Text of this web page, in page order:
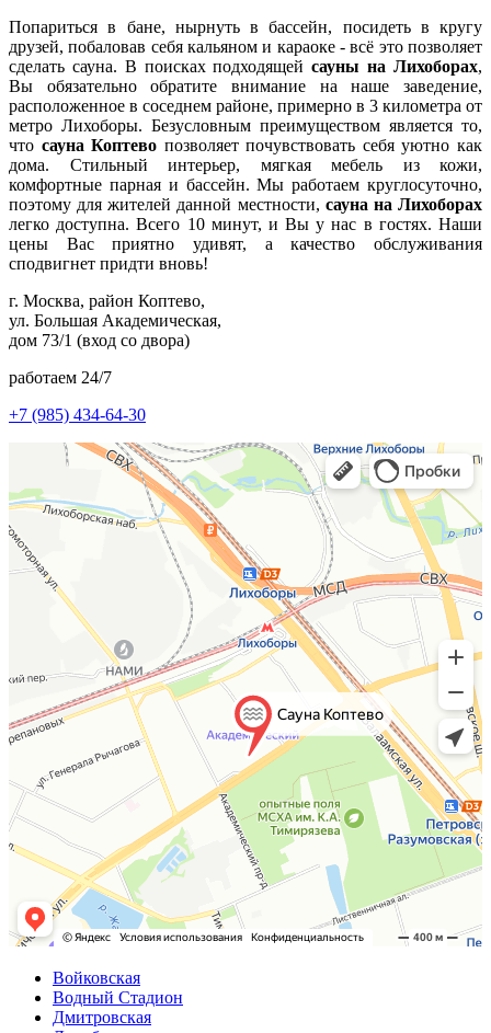
Попариться в бане, нырнуть в бассейн, посидеть в кругу
друзей, побаловав себя кальяном и караоке - всё это позволяет
сделать сауна. В поисках подходящейсауны на Лихоборах,
Вы обязательно обратите внимание на наше заведение,
расположенное в соседнем районе, примерно в 3 километра от
метро Лихоборы. Безусловным преимуществом является то,
что сауна Коптево позволяет почувствовать себя уютно как
дома. Стильный интерьер, мягкая мебель из кожи,
комфортные парная и бассейн. Мы работаем круглосуточно,
поэтому для жителей данной местности, сауна на Лихоборах
легко доступна. Всего 10 минут, и Вы у нас в гостях. Наши
цены Вас приятно удивят, а качество обслуживания
сподвигнет придти вновь!
г. Москва, район Коптево,
ул. Большая Академическая,
дом 73/1 (вход со двора)
работаем 24/7
+7 (985) 434-64-30
Войковская
Водный Стадион
Дмитровская